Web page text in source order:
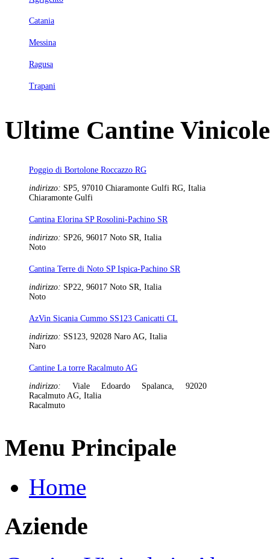
Catania
Messina
Ragusa
Trapani
Ultime Cantine
Poggio di Bortolone Roccazzo RG
indirizzo: SP5, 97010 Chiaramonte Gulfi RG, Italia
Chiaramonte Gulfi
Cantina Elorina SP Rosolini-Pachino SR
indirizzo: SP26, 96017 Noto SR, Italia
Noto
Cantina Terre di Noto SP Ispica-Pachino SR
indirizzo: SP22, 96017 Noto SR, Italia
Noto
AzVin Sicania Cummo SS123 Canicatti CL
indirizzo: SS123, 92028 Naro AG, Italia
Naro
Cantine La torre Racalmuto AG
indirizzo: Viale Edoardo Spalanca, 92020
Racalmuto AG, Italia
Racalmuto
Menu Principale
Home
Aziende